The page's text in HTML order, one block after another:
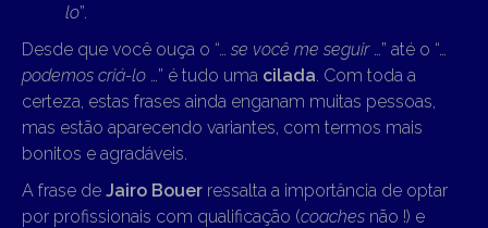
lo”.
Desde que você ouça o “… se você me seguir…” até o “…
podemos criá-lo …” é tudo uma cilada . Com toda a
certeza, estas frases ainda enganam muitas pessoas,
mas estão aparecendo variantes, com termos mais
bonitos e agradáveis.
A frase de Jairo Bouer ressalta a importância de optar
por profissionais com qualificação (coaches não !) e